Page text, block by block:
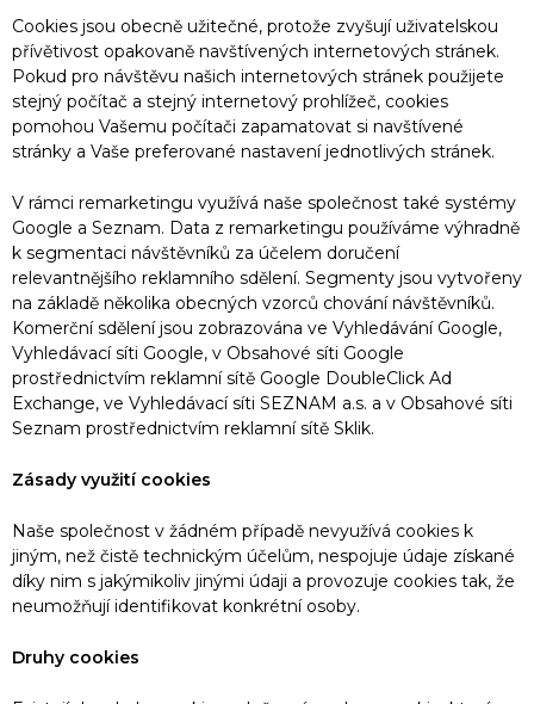
Cookies jsou obecně užitečné, protože zvyšují uživatelskou
přívětivost opakovaně navštívených internetových stránek.
Pokud pro návštěvu našich internetových stránek použijete
stejný počítač a stejný internetový prohlížeč, cookies
pomohou Vašemu počítači zapamatovat si navštívené
stránky a Vaše preferované nastavení jednotlivých stránek.
V rámci remarketingu využívá naše společnost také systémy
Google a Seznam. Data z remarketingu používáme výhradně
k segmentaci návštěvníků za účelem doručení
relevantnějšího reklamního sdělení. Segmenty jsou vytvořeny
na základě několika obecných vzorců chování návštěvníků.
Komerční sdělení jsou zobrazována ve Vyhledávání Google,
Vyhledávací síti Google, v Obsahové síti Google
prostřednictvím reklamní sítě Google DoubleClick Ad
Exchange, ve Vyhledávací síti SEZNAM a.s. a v Obsahové síti
Seznam prostřednictvím reklamní sítě Sklik.
Zásady využití cookies
Naše společnost v žádném případě nevyužívá cookies k
jiným, než čistě technickým účelům, nespojuje údaje získané
díky nim s jakýmikoliv jinými údaji a provozuje cookies tak, že
neumožňují identifikovat konkrétní osoby.
Druhy cookies